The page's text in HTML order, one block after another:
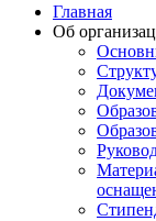
Главная
Об